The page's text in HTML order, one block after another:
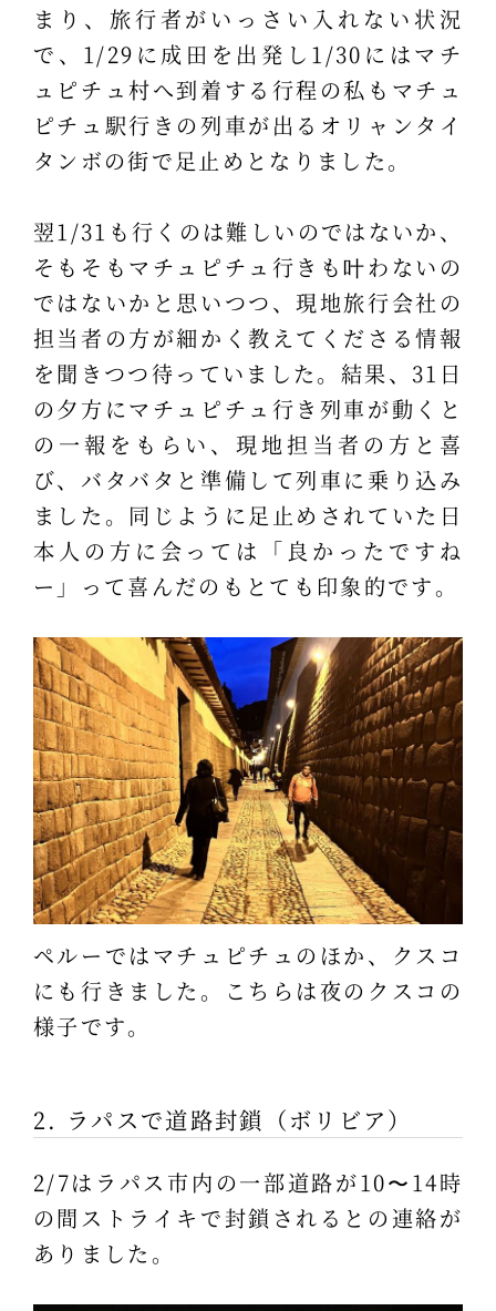
まり、旅行者がいっさい入れない状況
で、1/29に成田を出発し1/30にはマチ
ュピチュ村へ到着する行程の私もマチュ
ピチュ駅行きの列車が出るオリャンタイ
タンボの街で足止めとなりました。
翌1/31も行くのは難しいのではないか、
そもそもマチュピチュ行きも叶わないの
ではないかと思いつつ、現地旅行会社の
担当者の方が細かく教えてくださる情報
を聞きつつ待っていました。結果、31日
の夕方にマチュピチュ行き列車が動くと
の一報をもらい、現地担当者の方と喜
び、バタバタと準備して列車に乗り込み
ました。同じように足止めされていた日
本人の方に会っては「良かったですね
ー」って喜んだのもとても印象的です。
ペルーではマチュピチュのほか、クスコ
にも行きました。こちらは夜のクスコの
様子です。
2. ラパスで道路封鎖（ボリビア）
2/7はラパス市内の一部道路が10〜14時
の間ストライキで封鎖されるとの連絡が
ありました。